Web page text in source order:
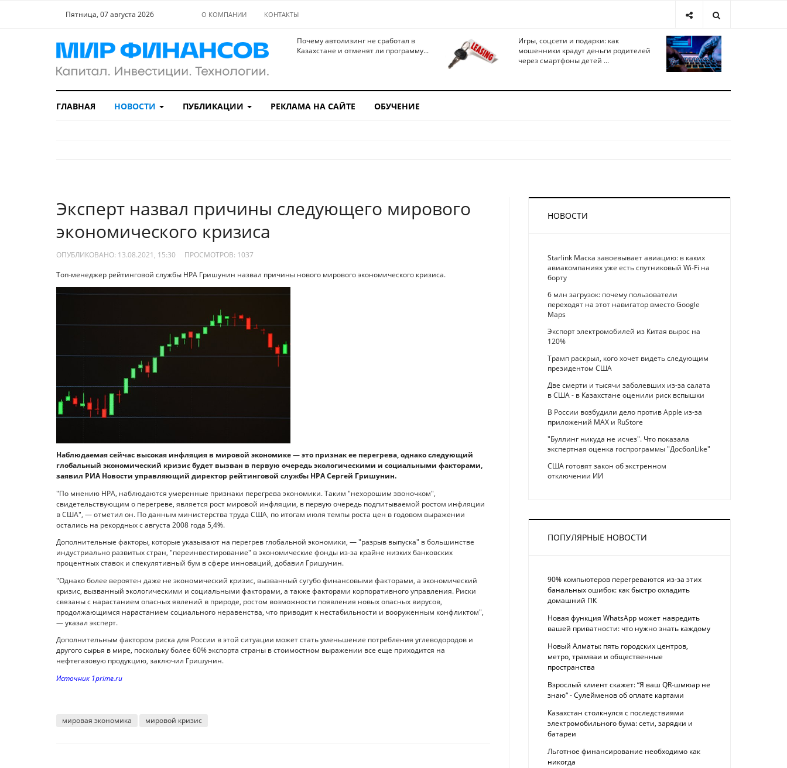
Пятница, 07 августа 2026 О КОМПАНИИ КОНТАКТЫ
Почему автолизинг не сработал в
Казахстане и отменят ли программу...
Игры, соцсети и подарки: как
мошенники крадут деньги родителей
через смартфоны детей ...
ГЛАВНАЯ НОВОСТИ ПУБЛИКАЦИИ РЕКЛАМА НА САЙТЕ ОБУЧЕНИЕ
Эксперт назвал причины следующего мирового
экономического кризиса
ОПУБЛИКОВАНО: 13.08.2021, 15:30 ПРОСМОТРОВ: 1037
Топ-менеджер рейтинговой службы НРА Гришунин назвал причины нового мирового экономического кризиса.
Наблюдаемая сейчас высокая инфляция в мировой экономике — это признак ее перегрева, однако следующий
глобальный экономический кризис будет вызван в первую очередь экологическими и социальными факторами,
заявил РИА Новости управляющий директор рейтинговой службы НРА Сергей Гришунин.
"По мнению НРА, наблюдаются умеренные признаки перегрева экономики. Таким "нехорошим звоночком",
свидетельствующим о перегреве, является рост мировой инфляции, в первую очередь подпитываемой ростом инфляции
в США", — отметил он. По данным министерства труда США, по итогам июля темпы роста цен в годовом выражении
остались на рекордных с августа 2008 года 5,4%.
Дополнительные факторы, которые указывают на перегрев глобальной экономики, — "разрыв выпуска" в большинстве
индустриально развитых стран, "переинвестирование" в экономические фонды из-за крайне низких банковских
процентных ставок и спекулятивный бум в сфере инноваций, добавил Гришунин.
"Однако более вероятен даже не экономический кризис, вызванный сугубо финансовыми факторами, а экономический
кризис, вызванный экологическими и социальными факторами, а также факторами корпоративного управления. Риски
связаны с нарастанием опасных явлений в природе, ростом возможности появления новых опасных вирусов,
продолжающимся нарастанием социального неравенства, что приводит к нестабильности и вооруженным конфликтом",
— указал эксперт.
Дополнительным фактором риска для России в этой ситуации может стать уменьшение потребления углеводородов и
другого сырья в мире, поскольку более 60% экспорта страны в стоимостном выражении все еще приходится на
нефтегазовую продукцию, заключил Гришунин.
Источник 1prime.ru
мировая экономика мировой кризис
НОВОСТИ
Starlink Маска завоевывает авиацию: в каких
авиакомпаниях уже есть спутниковый Wi-Fi на
борту
6 млн загрузок: почему пользователи
переходят на этот навигатор вместо Google
Maps
Экспорт электромобилей из Китая вырос на
120%
Трамп раскрыл, кого хочет видеть следующим
президентом США
Две смерти и тысячи заболевших из-за салата
в США - в Казахстане оценили риск вспышки
В России возбудили дело против Apple из-за
приложений MAX и RuStore
"Буллинг никуда не исчез". Что показала
экспертная оценка госпрограммы "ДосболLike"
США готовят закон об экстренном
отключении ИИ
ПОПУЛЯРНЫЕ НОВОСТИ
90% компьютеров перегреваются из-за этих
банальных ошибок: как быстро охладить
домашний ПК
Новая функция WhatsApp может навредить
вашей приватности: что нужно знать каждому
Новый Алматы: пять городских центров,
метро, трамваи и общественные
пространства
Взрослый клиент скажет: “Я ваш QR-шмюар не
знаю“ - Сулейменов об оплате картами
Казахстан столкнулся с последствиями
электромобильного бума: сети, зарядки и
батареи
Льготное финансирование необходимо как
никогда